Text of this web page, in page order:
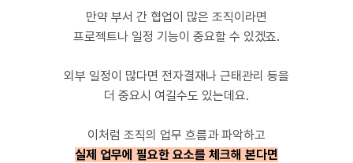
만약 부서 간 협업이 많은 조직이라면
프로젝트나 일정 기능이 중요할 수 있겠죠.
외부 일정이 많다면 전자결재나 근태관리 등을
더 중요시 여길수도 있는데요.
이처럼 조직의 업무 흐름과 파악하고
실제 업무에 필요한 요소를 체크해 본다면